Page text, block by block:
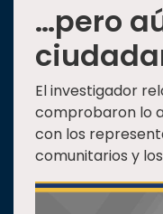
…pero
El investigador
comprobaron lo
con los
comunitarios y